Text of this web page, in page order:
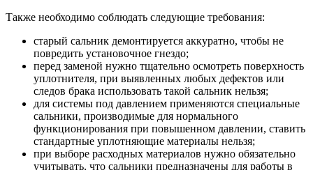
Также необходимо соблюдать следующие требования:
старый сальник демонтируется аккуратно, чтобы не
повредить установочное гнездо;
перед заменой нужно тщательно осмотреть поверхность
уплотнителя, при выявленных любых дефектов или
следов брака использовать такой сальник нельзя;
для системы под давлением применяются специальные
сальники, производимые для нормального
функционирования при повышенном давлении, ставить
стандартные уплотняющие материалы нельзя;
при выборе расходных материалов нужно обязательно
учитывать, что сальники предназначены для работы в